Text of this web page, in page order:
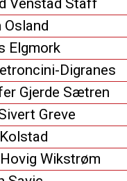
Elgmork
Digranes
Gjerde Sætren
Greve
Wikstrøm